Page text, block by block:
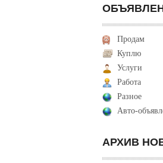
Продам
Куплю
Услуги
Работа
Разное
Авто-
АРХИВ